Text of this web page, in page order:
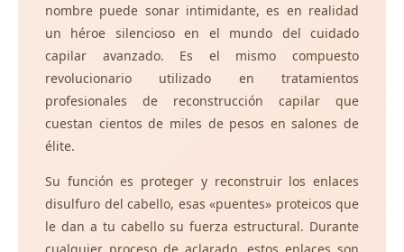
nombre puede sonar intimidante, es en realidad
un héroe silencioso en el mundo del cuidado
capilar avanzado. Es el mismo compuesto
revolucionario utilizado en tratamientos
profesionales de reconstrucción capilar que
cuestan cientos de miles de pesos en salones de
élite.
Su función es proteger y reconstruir los enlaces
disulfuro del cabello, esas «puentes» proteicos que
le dan a tu cabello su fuerza estructural. Durante
cualquier proceso de aclarado, estos enlaces son